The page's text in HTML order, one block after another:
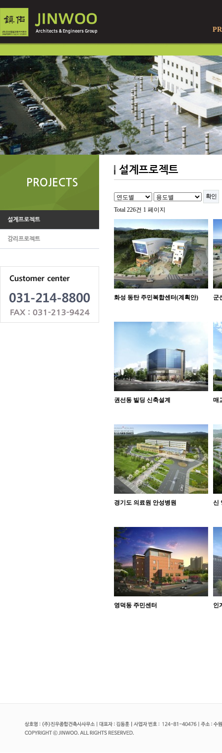
PROJECTS
설계프로젝트
감리프로젝트
설계프로젝트
Total 226건 1 페이지
화성 동탄 주민복합센터(계획안) 군
권선동 빌딩 신축설계 매
경기도 의료원 안성병원 신
영덕동 주민센터 인